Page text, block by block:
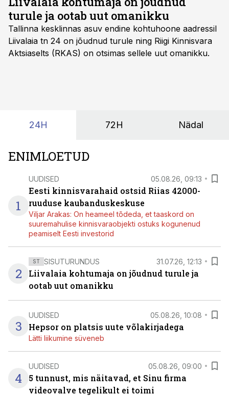
turule ja ootab uut omanikku
Tallinna kesklinnas asuv endine kohtuhoone aadressil
Liivalaia tn 24 on jõudnud turule ning Riigi Kinnisvara
Aktsiaselts (RKAS) on otsimas sellele uut omanikku.
24H 72H Nädal
ENIMLOETUD
1
UUDISED 05.08.26, 09:13
Eesti kinnisvarahaid ostsid Riias 42000-
ruuduse kaubanduskeskuse
Viljar Arakas: On heameel tõdeda, et taaskord on
suuremahulise kinnisvaraobjekti ostuks kogunenud
peamiselt Eesti investorid
2
ST SISUTURUNDUS 31.07.26, 12:13
Liivalaia kohtumaja on jõudnud turule ja
ootab uut omanikku
3
UUDISED 05.08.26, 10:08
Hepsor on platsis uute võlakirjadega
Lätti liikumine süveneb
4
UUDISED 05.08.26, 09:00
5 tunnust, mis näitavad, et Sinu firma
videovalve tegelikult ei toimi